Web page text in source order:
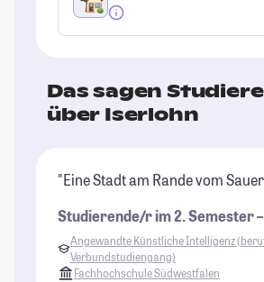
Das sagen
über Iserlohn
"Eine Stadt am Rande vom
Studierende/r im 2. Semester
Angewandte Künstliche Intelligenz
Verbundstudiengang)
Fachhochschule Südwestfalen